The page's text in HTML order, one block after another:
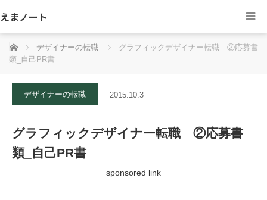
えまノート
ホーム デザイナーの転職
グラフィックデザイナー転職 ②応募書
類_自己PR書
デザイナーの転職 2015.10.3
グラフィックデザイナー転職 ②応募書
類_自己PR書
sponsored link